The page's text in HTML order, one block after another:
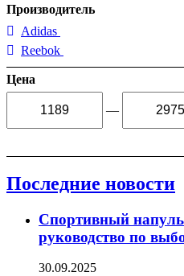
Производитель
Adidas
Reebok
Цена
—
Последние новости
Спортивный
руководство по
30.09.2025